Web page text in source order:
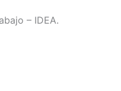
– IDEA.